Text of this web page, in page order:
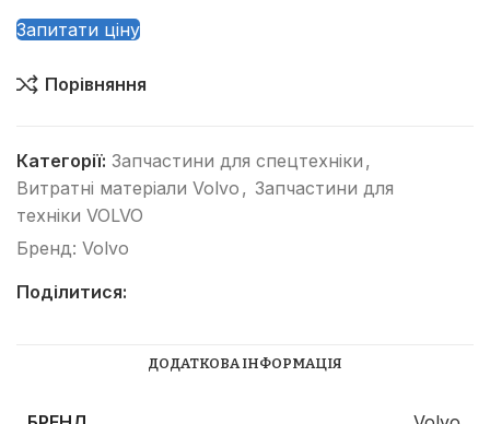
Запитати ціну
Порівняння
Категорії: Запчастини для спецтехніки ,
Витратні матеріали Volvo , Запчастини для
техніки VOLVO
Бренд: Volvo
Поділитися:
ДОДАТКОВА ІНФОРМАЦІЯ